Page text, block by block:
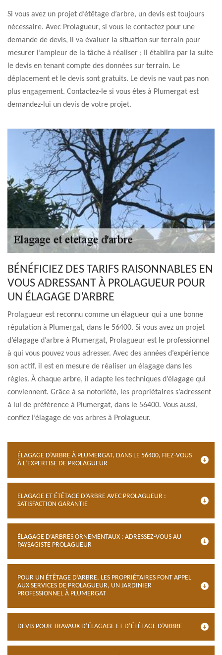
Si vous avez un projet d’étêtage d’arbre, un devis est toujours
nécessaire. Avec Prolagueur, si vous le contactez pour une
demande de devis, il va évaluer la situation sur terrain pour
mesurer l’ampleur de la tâche à réaliser ; Il établira par la suite
le devis en tenant compte des données sur terrain. Le
déplacement et le devis sont gratuits. Le devis ne vaut pas non
plus engagement. Contactez-le si vous êtes à Plumergat est
demandez-lui un devis de votre projet.
BÉNÉFICIEZ DES TARIFS RAISONNABLES EN
VOUS ADRESSANT À PROLAGUEUR POUR
UN ÉLAGAGE D’ARBRE
Prolagueur est reconnu comme un élagueur qui a une bonne
réputation à Plumergat, dans le 56400. Si vous avez un projet
d’élagage d’arbre à Plumergat, Prolagueur est le professionnel
à qui vous pouvez vous adresser. Avec des années d’expérience
son actif, il est en mesure de réaliser un élagage dans les
règles. À chaque arbre, il adapte les techniques d’élagage qui
conviennent. Grâce à sa notoriété, les propriétaires s’adressent
à lui de préférence à Plumergat, dans le 56400. Vous aussi,
confiez l’élagage de vos arbres à Prolagueur.
ÉLAGAGE D’ARBRE À PLUMERGAT, DANS LE 56400, FIEZ-VOUS
À L’EXPERTISE DE PROLAGUEUR
ELAGAGE ET ÉTÊTAGE D’ARBRE AVEC PROLAGUEUR :
SATISFACTION GARANTIE
ÉLAGAGE D’ARBRES ORNEMENTAUX : ADRESSEZ-VOUS AU
PAYSAGISTE PROLAGUEUR
POUR UN ÉTÊTAGE D’ARBRE, LES PROPRIÉTAIRES FONT APPEL
AUX SERVICES DE PROLAGUEUR, UN JARDINIER
PROFESSIONNEL À PLUMERGAT
DEVIS POUR TRAVAUX D’ÉLAGAGE ET D’ÉTÊTAGE D’ARBRE